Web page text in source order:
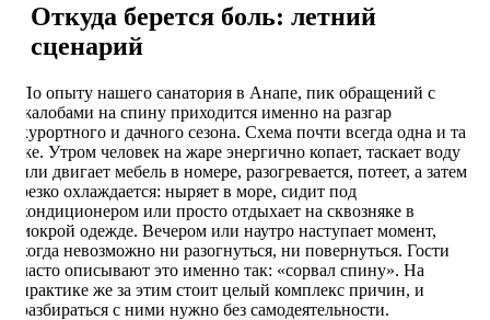
Откуда берется боль: летний
сценарий
По опыту нашего санатория в Анапе, пик обращений с
жалобами на спину приходится именно на разгар
курортного и дачного сезона. Схема почти всегда одна и та
же. Утром человек на жаре энергично копает, таскает воду
или двигает мебель в номере, разогревается, потеет, а затем
резко охлаждается: ныряет в море, сидит под
кондиционером или просто отдыхает на сквозняке в
мокрой одежде. Вечером или наутро наступает момент,
когда невозможно ни разогнуться, ни повернуться. Гости
часто описывают это именно так: «сорвал спину». На
практике же за этим стоит целый комплекс причин, и
разбираться с ними нужно без самодеятельности.